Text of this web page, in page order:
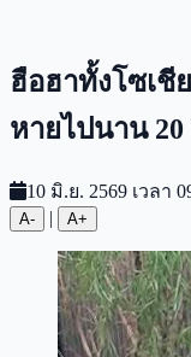
ฮือฮาทั้งโซเชี
หายไปนาน
10 มิ.ย. 2569 เวลา
A- | A+